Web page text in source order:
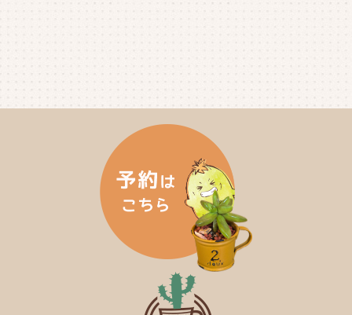
2024年7月
2024年4月
(4)
(5)
2024年2月(5)
2024年1月(3)
2023年12月(4)
2023年11月(4)
2023年10月(5)
2023年9月(2)
2023年8月
2023年7月(4)